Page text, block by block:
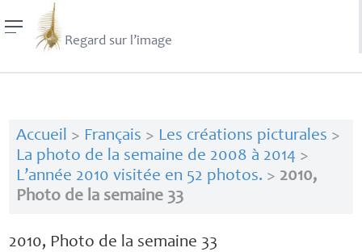
Regard sur l’image
Accueil > Français > Les créations picturales >
La photo de la semaine de 2008 à 2014>
L’année 2010 visitée en 52 photos. > 2010,
Photo de la semaine 33
2010, Photo de la semaine 33